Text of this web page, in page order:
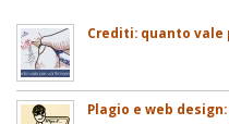
Crediti: quanto vale
Plagio e web